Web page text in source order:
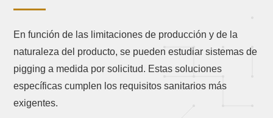
En función de las limitaciones de producción y de la
naturaleza del producto, se pueden estudiar sistemas de
pigging a medida por solicitud. Estas soluciones
específicas cumplen los requisitos sanitarios más
exigentes.